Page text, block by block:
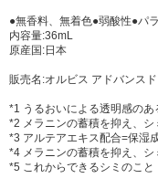
●無香料、無着色●弱酸性●パ
内容量:36mL
原産国:日本
販売名:オルビス アドバンス
*1 うるおいによる透明感のあ
*2 メラニンの蓄積を抑え、シ
*3 アルテアエキス配合=保湿
*4 メラニンの蓄積を抑え、シ
*5 これからできるシミのこと